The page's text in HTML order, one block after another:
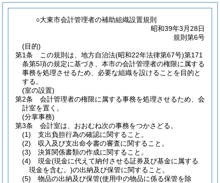
○大東市会計管理者の補助組織設置規則
昭和39年3月28日
規則第6号
(目的)
第1条
この規則は、地方自治法(昭和22年法律第67号)第171
条第5項の規定に基づき、本市の会計管理者の権限に属する
事務を処理させるため、必要な組織を設けることを目的と
する。
(室の設置)
第2条
会計管理者の権限に属する事務を処理させるため、会
計室を置く。
(分掌事務)
第3条
会計室は、おおむね次の事務をつかさどる。
(1)
支出負担行為の確認に関すること。
(2)
収入及び支出命令書の審査に関すること。
(3)
決算関係書類の作成に関すること。
(4)
現金(現金に代えて納付させる証券及び基金に属する
現金を含む。)の出納及び保管に関すること。
(5)
物品の出納及び保管(使用中の物品に係る保管を除